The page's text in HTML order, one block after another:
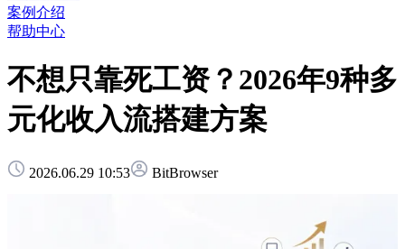
案例介绍
帮助中心
不想只靠死工资？2026年9种多
元化收入流搭建方案
2026.06.29 10:53 BitBrowser